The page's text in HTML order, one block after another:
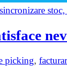
picking,